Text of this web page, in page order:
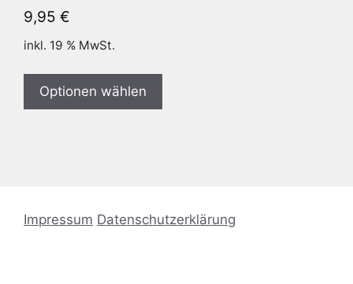
9,95 €
inkl. 19 % MwSt.
Optionen wählen
Impressum Datenschutzerklärung